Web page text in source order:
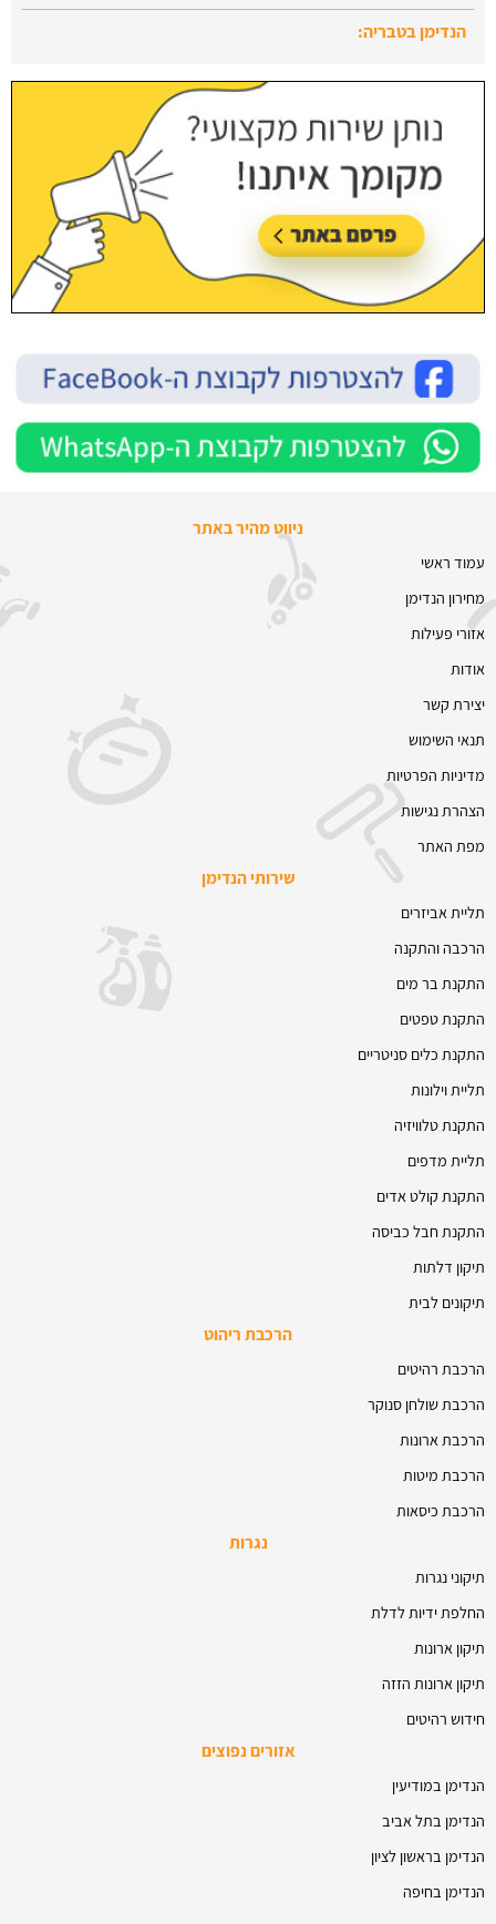
הנדימן בטבריה:
ניווט מהיר באתר
עמוד ראשי
מחירון הנדימן
אזורי פעילות
אודות
יצירת קשר
תנאי השימוש
מדיניות הפרטיות
הצהרת נגישות
מפת האתר
שירותי הנדימן
תליית אביזרים
הרכבה והתקנה
התקנת בר מים
התקנת טפטים
התקנת כלים סניטריים
תליית וילונות
התקנת טלוויזיה
תליית מדפים
התקנת קולט אדים
התקנת חבל כביסה
תיקון דלתות
תיקונים לבית
הרכבת ריהוט
הרכבת רהיטים
הרכבת שולחן סנוקר
הרכבת ארונות
הרכבת מיטות
הרכבת כיסאות
נגרות
תיקוני נגרות
החלפת ידיות לדלת
תיקון ארונות
תיקון ארונות הזזה
חידוש רהיטים
אזורים נפוצים
הנדימן במודיעין
הנדימן בתל אביב
הנדימן בראשון לציון
הנדימן בחיפה